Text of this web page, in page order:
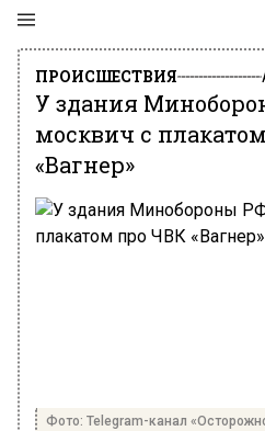
ПРОИСШЕСТВИЯ
У здания
москвич с
«Вагнер»
Фото: Telegram-канал